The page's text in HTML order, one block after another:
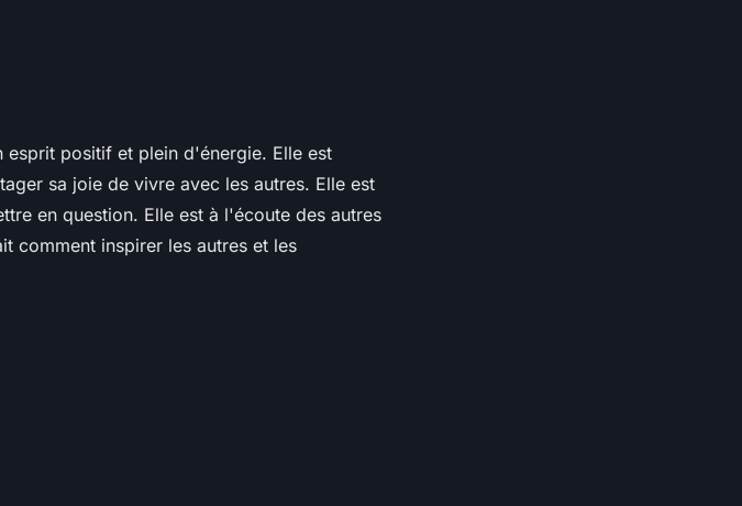
esprit positif et plein d'énergie. Elle est
sa joie de vivre avec les autres. Elle est
en question. Elle est à l'écoute des autres
comment inspirer les autres et les